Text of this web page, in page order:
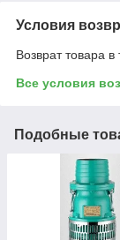
Условия
Возврат товара
Все условия
Подобные